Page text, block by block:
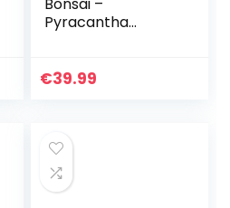
Bonsai –
Pyracantha
cascade – 10x10cm
€39.99